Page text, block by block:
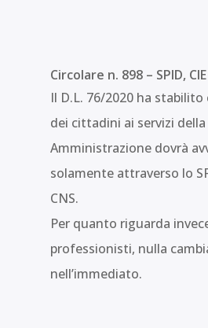
Circolare n. 898 – SPID,
Il D.L. 76/2020 ha stabilito
dei cittadini ai servizi della
Amministrazione dovrà
solamente attraverso lo
CNS.
Per quanto riguarda
professionisti, nulla
nell’immediato.